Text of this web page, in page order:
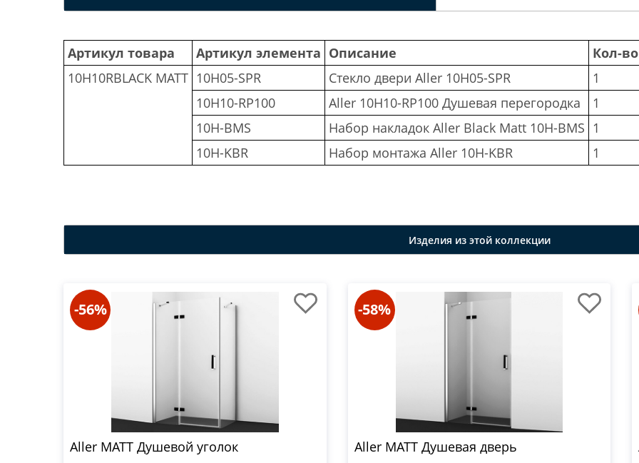
Артикул товара
10H10RBLACK MATT
Артикул элемента
10H05-SPR
10H10-RP100
10H-BMS
10H-KBR
Описание
Стекло двери Aller 10H05-SPR
Aller 10H10-RP100 Душевая перегородка
Набор накладок Aller Black Matt 10H-BMS
Набор монтажа Aller 10H-KBR
Кол-во
1
1
1
1
Изделия из этой коллекции
-56%
Aller MATT Душевой уголок
-58%
Aller MATT Душевая дверь